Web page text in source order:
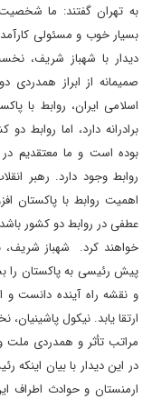
به تهران گفتند: ما
بسیار خوب و مسئولی
دیدار با شهباز شریف،
صمیمانه از ابراز همدردی
اسلامی ایران، روابط با
برادرانه دارد، اما روابط
بوده است و ما معتقدیم
روابط وجود دارد. رهبر
اهمیت روابط با پاکستان
عطفی در روابط دو کشور
خواهند کرد. شهباز شریف،
پیش رئیسی به پاکستان را
و نقشه راه آینده دانست و
ارتقا یابد. نیکول
مراتب تأثر و همدردی ملت و
در این دیدار با بیان
ارمنستان و حوادث اطراف